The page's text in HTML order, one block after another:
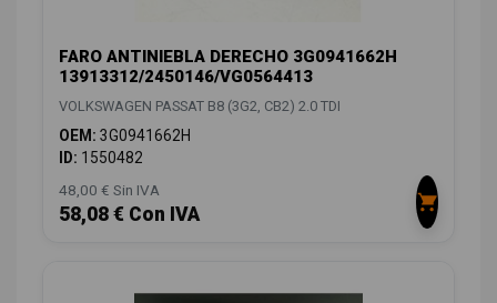
FARO ANTINIEBLA DERECHO 3G0941662H
13913312/2450146/VG0564413
VOLKSWAGEN PASSAT B8 (3G2, CB2) 2.0 TDI
OEM: 3G0941662H
ID: 1550482
48,00 € Sin IVA
58,08 € Con IVA